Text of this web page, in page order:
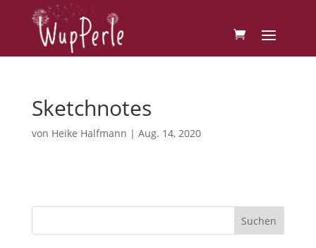
Sketchnotes
von Heike Halfmann | Aug. 14, 2020